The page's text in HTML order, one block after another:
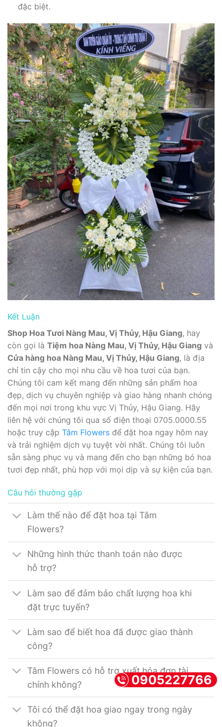
đặc biệt.
Kết Luận
Shop Hoa Tươi Nàng Mau, Vị Thủy, Hậu Giang, hay
còn gọi là Tiệm hoa Nàng Mau, Vị Thủy, Hậu Giang và
Cửa hàng hoa Nàng Mau, Vị Thủy, Hậu Giang, là địa
chỉ tin cậy cho mọi nhu cầu về hoa tươi của bạn.
Chúng tôi cam kết mang đến những sản phẩm hoa
đẹp, dịch vụ chuyên nghiệp và giao hàng nhanh chóng
đến mọi nơi trong khu vực Vị Thủy, Hậu Giang. Hãy
liên hệ với chúng tôi qua số điện thoại 0705.0000.55
hoặc truy cập Tâm Flowers để đặt hoa ngay hôm nay
và trải nghiệm dịch vụ tuyệt vời nhất. Chúng tôi luôn
sẵn sàng phục vụ và mang đến cho bạn những bó hoa
tươi đẹp nhất, phù hợp với mọi dịp và sự kiện của bạn.
Câu hỏi thường gặp
Làm thế nào để đặt hoa tại Tâm
Flowers?
Những hình thức thanh toán nào được
hỗ trợ?
Làm sao để đảm bảo chất lượng hoa khi
đặt trực tuyến?
Làm sao để biết hoa đã được giao thành
công?
Tâm Flowers có hỗ trợ xuất hóa đơn tài
chính không?
Tôi có thể đặt hoa giao ngay trong ngày
không?
0905227766